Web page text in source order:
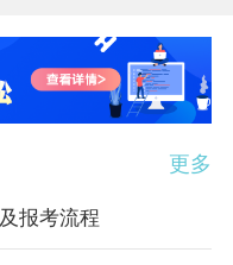
更多
报考流程